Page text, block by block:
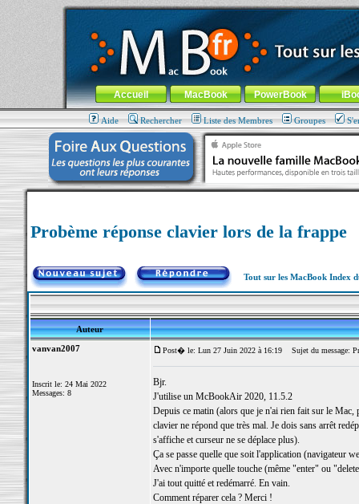
MacBook-fr.com : 100% Apple... 100% nomade !
Aller au contenu-Aller au menu général-Aller au menu de
Menu général
Accueil MacBook PowerBook
Aide Rechercher Liste des Membres Groupes
Probème réponse clavier lors de la frappe
Tout sur les MacBook Index
Auteur
vanvan2007
Inscrit le: 24 Mai 2022
Messages: 8
Post� le: Lun 27 Juin 2022 à 16:19 Sujet du message:
Bjr.
J'utilise un McBookAir 2020, 11.5.2
Depuis ce matin (alors que je n'ai rien fait sur le Mac,
clavier ne répond que très mal. Je dois sans arrêt
s'affiche et curseur ne se déplace plus).
Ça se passe quelle que soit l'application (navigateur
Avec n'importe quelle touche (même "enter" ou
J'ai tout quitté et redémarré. En vain.
Comment réparer cela ? Merci !